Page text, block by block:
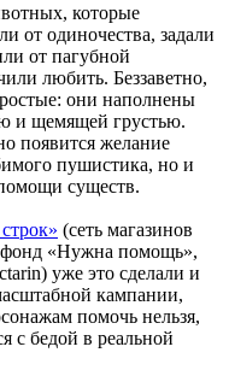
которые
от одиночества, задали
от пагубной
любить. Беззаветно,
они наполнены
и щемящей грустью.
появится желание
пушистика, но и
существ.
(сеть магазинов
фонд «Нужна помощь»,
уже это сделали и
кампании,
помочь нельзя,
с бедой в реальной